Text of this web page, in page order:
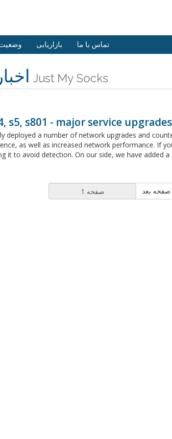
بازاریابی تماس با ما
آخرین اخبار Just My Socks
s5, s801 - major service upgrades
deployed a number of network upgrades and
as well as increased network performance. If
it to avoid detection. On our side, we have added a